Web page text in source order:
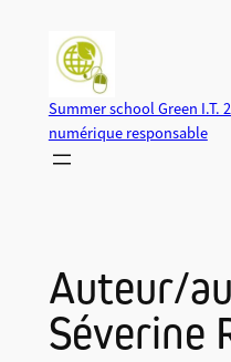
contenu
Summer school Green I.T.
numérique responsable
Auteur/
Séverine